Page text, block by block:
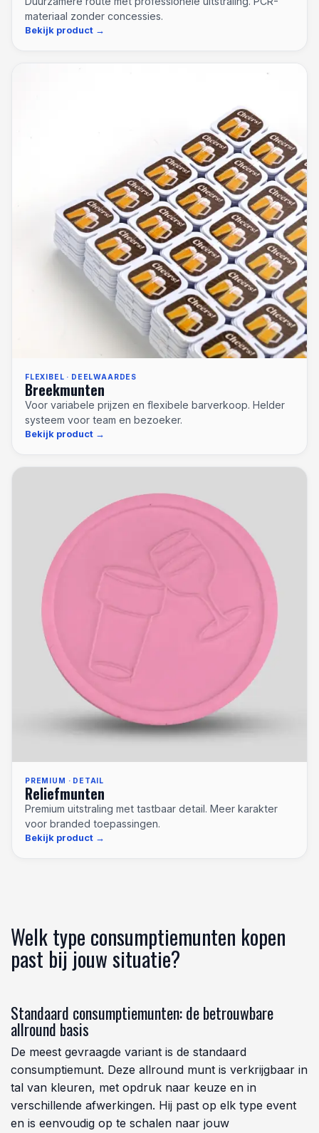
materiaal zonder concessies.
Bekijk product
FLEXIBEL · DEELWAARDES
Breekmunten
Voor variabele prijzen en flexibele barverkoop. Helder
systeem voor team en bezoeker.
Bekijk product
PREMIUM · DETAIL
Reliefmunten
Premium uitstraling met tastbaar detail. Meer karakter
voor branded toepassingen.
Bekijk product
Welk type consumptiemunten kopen
past bij jouw situatie?
Standaard consumptiemunten: de betrouwbare
allround basis
De meest gevraagde variant is de standaard
consumptiemunt. Deze allround munt is verkrijgbaar in
tal van kleuren, met opdruk naar keuze en in
verschillende afwerkingen. Hij past op elk type event
en is eenvoudig op te schalen naar jouw